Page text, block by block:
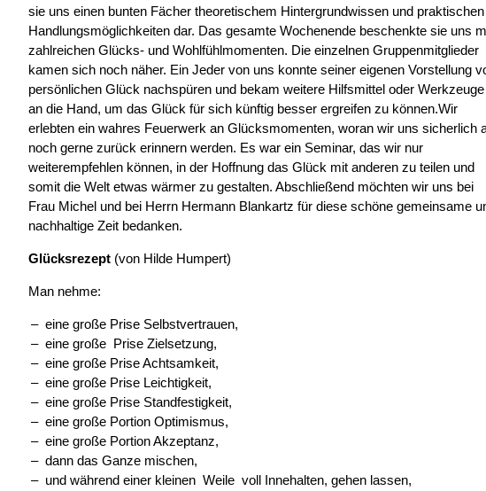
sie uns einen bunten Fächer theoretischem Hintergrundwissen und praktischen
Handlungsmöglichkeiten dar. Das gesamte Wochenende beschenkte sie uns
zahlreichen Glücks- und Wohlfühlmomenten. Die einzelnen Gruppenmitglieder
kamen sich noch näher. Ein Jeder von uns konnte seiner eigenen Vorstellung
persönlichen Glück nachspüren und bekam weitere Hilfsmittel oder Werkzeuge
an die Hand, um das Glück für sich künftig besser ergreifen zu können.Wir
erlebten ein wahres Feuerwerk an Glücksmomenten, woran wir uns sicherlich
noch gerne zurück erinnern werden. Es war ein Seminar, das wir nur
weiterempfehlen können, in der Hoffnung das Glück mit anderen zu teilen und
somit die Welt etwas wärmer zu gestalten. Abschließend möchten wir uns bei
Frau Michel und bei Herrn Hermann Blankartz für diese schöne gemeinsame
nachhaltige Zeit bedanken.
Glücksrezept (von Hilde Humpert)
Man nehme:
eine große Prise Selbstvertrauen,
eine große Prise Zielsetzung,
eine große Prise Achtsamkeit,
eine große Prise Leichtigkeit,
eine große Prise Standfestigkeit,
eine große Portion Optimismus,
eine große Portion Akzeptanz,
dann das Ganze mischen,
und während einer kleinen Weile voll Innehalten, gehen lassen,